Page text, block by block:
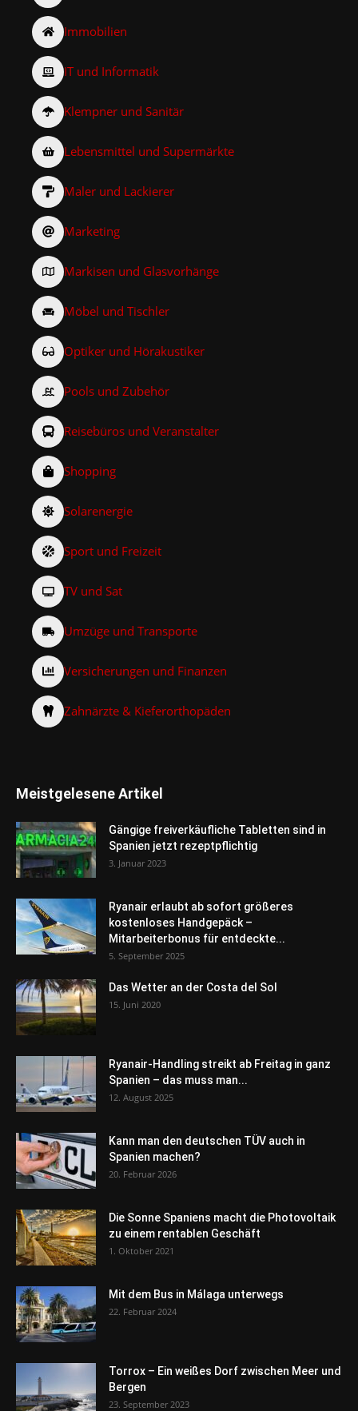
Immobilien
IT und Informatik
Klempner und Sanitär
Lebensmittel und Supermärkte
Maler und Lackierer
Marketing
Markisen und Glasvorhänge
Möbel und Tischler
Optiker und Hörakustiker
Pools und Zubehör
Reisebüros und Veranstalter
Shopping
Solarenergie
Sport und Freizeit
TV und Sat
Umzüge und Transporte
Versicherungen und Finanzen
Zahnärzte & Kieferorthopäden
Meistgelesene Artikel
Gängige freiverkäufliche Tabletten sind in
Spanien jetzt rezeptpflichtig
3. Januar 2023
Ryanair erlaubt ab sofort größeres
kostenloses Handgepäck –
Mitarbeiterbonus für entdeckte...
5. September 2025
Das Wetter an der Costa del Sol
15. Juni 2020
Ryanair-Handling streikt ab Freitag in ganz
Spanien – das muss man...
12. August 2025
Kann man den deutschen TÜV auch in
Spanien machen?
20. Februar 2026
Die Sonne Spaniens macht die Photovoltaik
zu einem rentablen Geschäft
1. Oktober 2021
Mit dem Bus in Málaga unterwegs
22. Februar 2024
Torrox – Ein weißes Dorf zwischen Meer und
Bergen
23. September 2023